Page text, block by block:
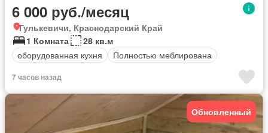
6 000 руб./месяц
Гулькевичи, Краснодарский Край
1 Комната
28 кв.м
оборудованная кухня
Полностью меблирована
7 часов назад
Обновленный